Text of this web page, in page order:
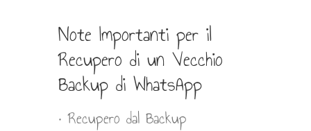
Note Importanti per il
Recupero di un Vecchio
Backup di WhatsApp
• Recupero dal Backup